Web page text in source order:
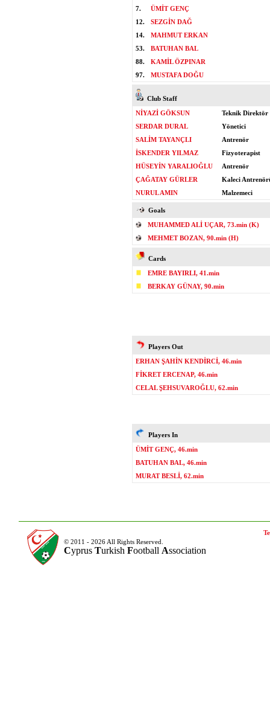
7.
ÜMİT GENÇ
12.
SEZGİN DAĞ
14.
MAHMUT ERKAN
53.
BATUHAN BAL
88.
KAMİL ÖZPINAR
97.
MUSTAFA DOĞU
Club Staff
NİYAZİ GÖKSUN
Teknik Direktör
SERDAR DURAL
Yönetici
SALİM TAYANÇLI
Antrenör
İSKENDER YILMAZ
Fizyoterapist
HÜSEYİN YARALIOĞLU
Antrenör
ÇAĞATAY GÜRLER
Kaleci
NURUL AMIN
Malzemeci
Goals
MUHAMMED ALİ UÇAR, 73.min (K)
MEHMET BOZAN, 90.min (H)
Cards
EMRE BAYIRLI, 41.min
BERKAY GÜNAY, 90.min
Players Out
ERHAN ŞAHİN KENDİRCİ, 46.min
FİKRET ERCENAP, 46.min
CELAL ŞEHSUVAROĞLU, 62.min
Players In
ÜMİT GENÇ, 46.min
BATUHAN BAL, 46.min
MURAT BESLİ, 62.min
© 2011 - 2026 All Rights Reserved.
Cyprus Turkish Football Association